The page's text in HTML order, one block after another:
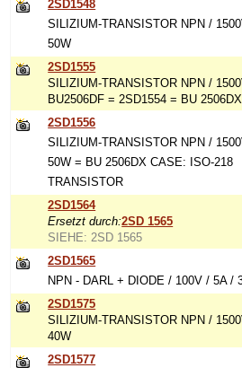
2SD1548
SILIZIUM-TRANSISTOR NPN /
50W
2SD1555
SILIZIUM-TRANSISTOR NPN /
BU2506DF = 2SD1554 = BU
2SD1556
SILIZIUM-TRANSISTOR NPN /
50W = BU 2506DX CASE: ISO-218
TRANSISTOR
2SD1564
Ersetzt durch:2SD 1565
SIEHE: 2SD 1565
2SD1565
NPN - DARL + DIODE / 100V / 5A /
2SD1575
SILIZIUM-TRANSISTOR NPN /
40W
2SD1577